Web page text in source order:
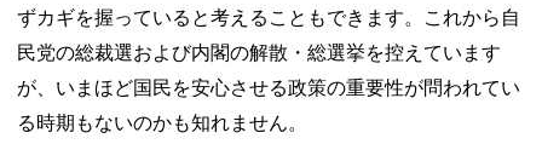
ずカギを握っていると考えることもできます。これから自
民党の総裁選および内閣の解散・総選挙を控えています
が、いまほど国民を安心させる政策の重要性が問われてい
る時期もないのかも知れません。